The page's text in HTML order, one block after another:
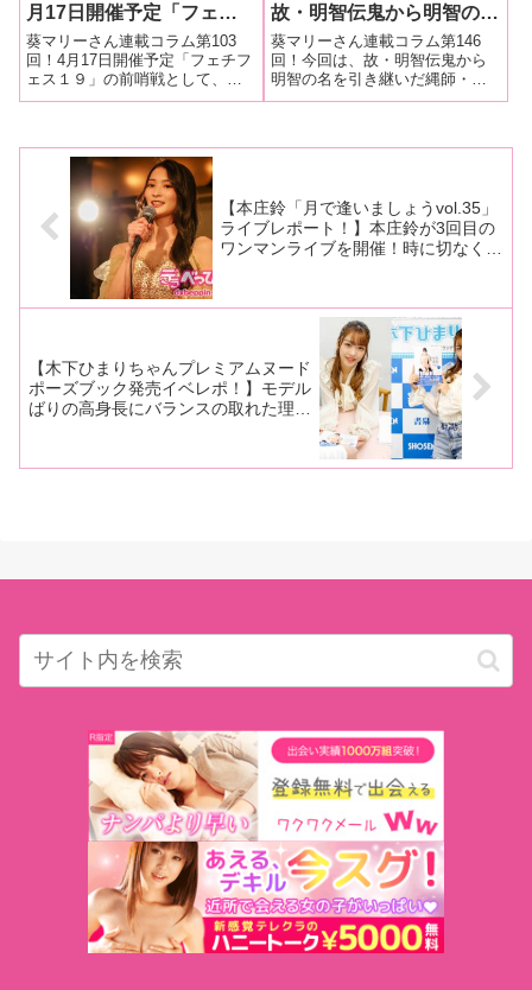
月17日開催予定「フェチ
フェス19」の前哨戦とし
て、当日イベントで販売さ
れる原美織ちゃん＆結月里
奈ちゃん緊縛写真集撮影現
ト！
葵マリーさん連載コラム第103
回！4月17日開催予定「フェチフ
ェス１９」の前哨戦として、当
日イベントで販売される原美織
ポート！■マリーさんの今までの
連載はこちら原美織ちゃん＆結
月里奈ち
故・明智伝鬼から明智の名
を引き継いだ縄師・明智神
凪さんが、明智伝鬼さんが
長年に渡り力を注いできた
イベント・ファントムショ
葵マリーさん連載コラム第146
回！今回は、故・明智伝鬼から
明智の名を引き継いだ縄師・明
智神凪さんが、明智伝鬼さんが
【本庄鈴「月で逢いましょうvol.35」
ライブレポート！】本庄鈴が3回目の
ワンマンライブを開催！時に切なく、
する姿も！
【木下ひまりちゃんプレミアムヌード
ポーズブック発売イベレポ！】モデル
ばりの高身長にバランスの取れた理想